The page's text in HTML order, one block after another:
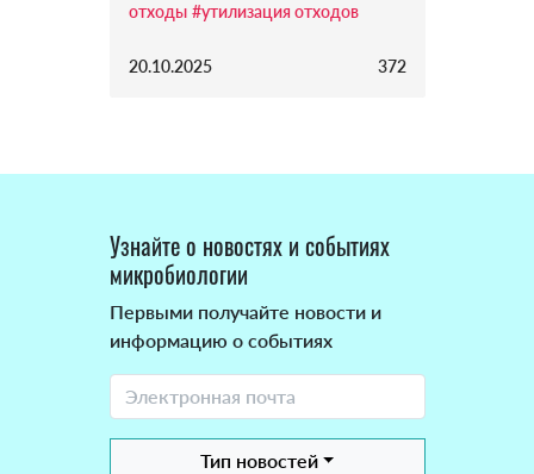
отходы #утилизация отходов
20.10.2025 372
Узнайте о новостях и событиях
микробиологии
Первыми получайте новости и
информацию о событиях
Тип новостей